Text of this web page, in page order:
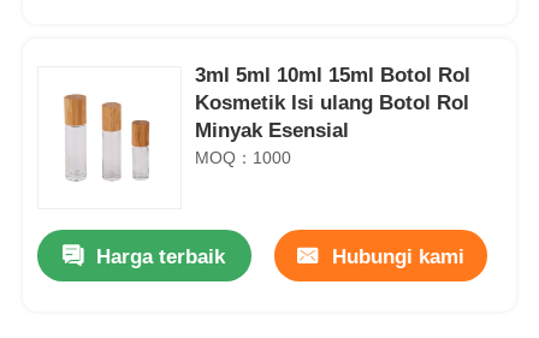
Rumah
Tentang kita
3ml 5ml 10ml 15ml Botol Rol
Kosmetik Isi ulang Botol Rol
Minyak Esensial
MOQ：1000
Harga terbaik Hubungi kami
Light Purple 24/410 Foam Pump Customisable Cosmetics Lotion Pump